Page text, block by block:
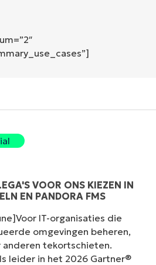
VOOR ONS KIEZEN IN
EN PANDORA FMS
IT-organisaties die
omgevingen beheren,
anderen tekortschieten.
leider in het 2026 Gartner®